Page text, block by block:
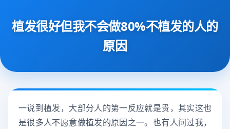
植发很好但我不会做80%不植发的人的
原因
一说到植发，大部分人的第一反应就是贵，其实这也
是很多人不愿意做植发的原因之一。也有人问过我，